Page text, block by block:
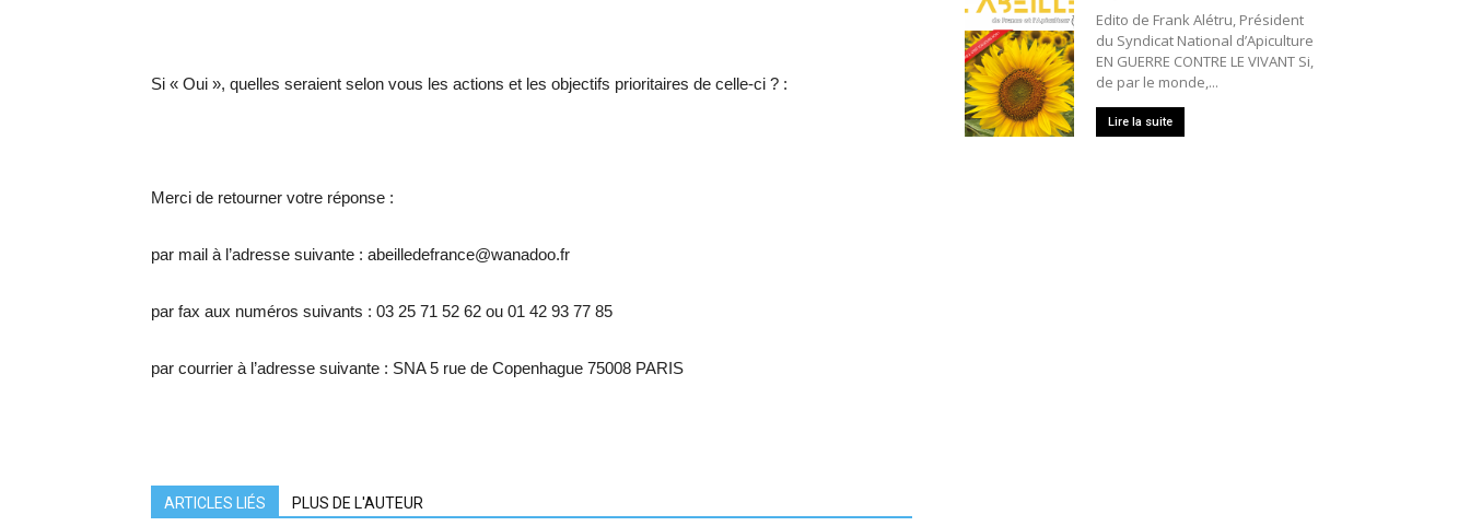
Si « Oui », quelles seraient selon vous les actions et les objectifs prioritaires de celle-ci ? :
Merci de retourner votre réponse :
par mail à l’adresse suivante : abeilledefrance@wanadoo.fr
par fax aux numéros suivants : 03 25 71 52 62 ou 01 42 93 77 85
par courrier à l’adresse suivante : SNA 5 rue de Copenhague 75008 PARIS
ARTICLES LIÉS PLUS DE L'AUTEUR
Edito de Frank Alétru, Président
du Syndicat National d’Apiculture
EN GUERRE CONTRE LE VIVANT Si,
de par le monde,...
Lire la suite